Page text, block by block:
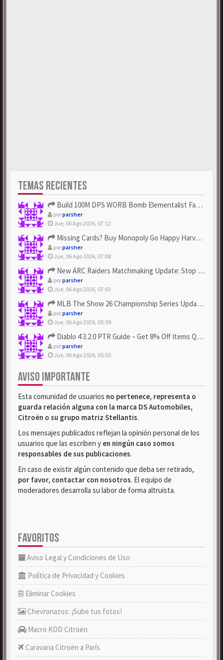
TEMAS RECIENTES
Build 100M DPS WORB Bomb Elementalist Fast - Grab POE Curren...
porparsher
Jue, 06 Ago 2026, 07:12
Missing Cards? Buy Monopoly Go Happy Harvest with Looney Tun...
porparsher
Jue, 06 Ago 2026, 07:08
New ARC Raiders Matchmaking Update: Stop Failed - Grab Bluep...
porparsher
Jue, 06 Ago 2026, 07:03
MLB The Show 26 Championship Series Update! Get Cheap & ...
porparsher
Jue, 06 Ago 2026, 05:59
Diablo 4 3.2.0 PTR Guide – Get 8% Off Items Quickly to Test ...
porparsher
Jue, 06 Ago 2026, 05:55
AVISO IMPORTANTE
Esta comunidad de usuarios no pertenece, representa o
guarda relación alguna con la marca DS Automobiles,
Citroën o su grupo matriz Stellantis.
Los mensajes publicados reflejan la opinión personal de los
usuarios que las escriben y en ningún caso somos
responsables de sus publicaciones.
En caso de existir algún contenido que deba ser retirado,
por favor, contactar con nosotros. El equipo de
moderadores desarrolla su labor de forma altruista.
FAVORITOS
Aviso Legal y Condiciones de Uso
Política de Privacidad y Cookies
Eliminar Cookies
Chevronazos: ¡Sube tus fotos!
Macro KDD Citroën
Caravana Citroën a París